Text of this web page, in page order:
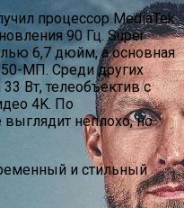
процессор MediaTek
90 Гц. Super
6,7 дюйм, а основная
МП. Среди других
Вт, телеобъектив с
4K. По
выглядит неплохо, но